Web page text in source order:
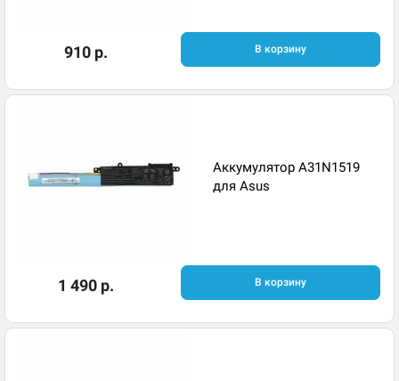
910 р. В корзину
Аккумулятор A31N1519
для Asus
1 490 р. В корзину